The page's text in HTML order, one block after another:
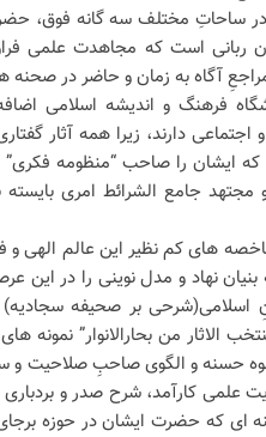
ساحاتِ مختلف سه گانه فوق،
ربانی است که مجاهدت علمی
آگاه به زمان و حاضر در صحنه
فرهنگ و اندیشه اسلامی
اجتماعی دارند، زیرا همه آثار
که ایشان را صاحب “منظومه
جامع الشرائط امری
های کم نظیر این عالم الهی و
نهاد و مدل نوینی را در این
اسلامی(شرحی بر صحیفه
الاثار من بحارالانوار” نمونه
حسنه و الگوی صاحبِ صلاحیت و
علمی کارآمد، شرح صدر و
ای که حضرت ایشان در حوزه برجای